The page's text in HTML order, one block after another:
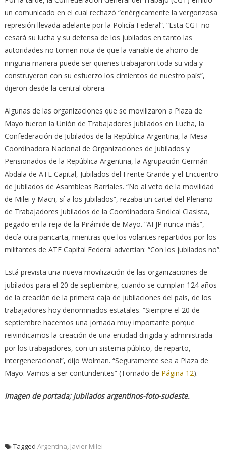
un comunicado en el cual rechazó “enérgicamente la vergonzosa
represión llevada adelante por la Policía Federal”. “Esta CGT no
cesará su lucha y su defensa de los jubilados en tanto las
autoridades no tomen nota de que la variable de ahorro de
ninguna manera puede ser quienes trabajaron toda su vida y
construyeron con su esfuerzo los cimientos de nuestro país”,
dijeron desde la central obrera.
Algunas de las organizaciones que se movilizaron a Plaza de
Mayo fueron la Unión de Trabajadores Jubilados en Lucha, la
Confederación de Jubilados de la República Argentina, la Mesa
Coordinadora Nacional de Organizaciones de Jubilados y
Pensionados de la República Argentina, la Agrupación Germán
Abdala de ATE Capital, Jubilados del Frente Grande y el Encuentro
de Jubilados de Asambleas Barriales. “No al veto de la movilidad
de Milei y Macri, sí a los jubilados”, rezaba un cartel del Plenario
de Trabajadores Jubilados de la Coordinadora Sindical Clasista,
pegado en la reja de la Pirámide de Mayo. “AFJP nunca más”,
decía otra pancarta, mientras que los volantes repartidos por los
militantes de ATE Capital Federal advertían: “Con los jubilados no”.
Está prevista una nueva movilización de las organizaciones de
jubilados para el 20 de septiembre, cuando se cumplan 124 años
de la creación de la primera caja de jubilaciones del país, de los
trabajadores hoy denominados estatales. “Siempre el 20 de
septiembre hacemos una jornada muy importante porque
reivindicamos la creación de una entidad dirigida y administrada
por los trabajadores, con un sistema público, de reparto,
intergeneracional”, dijo Wolman. “Seguramente sea a Plaza de
Mayo. Vamos a ser contundentes” (Tomado de Página 12).
Imagen de portada; jubilados argentinos-foto-sudeste.
Tagged Argentina Javier Milei